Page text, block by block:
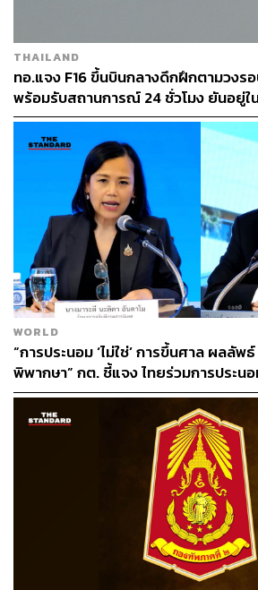
ABOUT THE
THE STANDARD
กองบรรณาธิการ
ABOUT THE
ณาฌารัฐ ภักดีอา
ช่างภาพข่าว ประจำส
STANDARD
THAILAND
ทอ.แจง F16 ขึ้นบินกลางดึกฝึกตามวงร
พร้อมรับสถานการณ์ 24 ชั่วโมง ยันอยู่ใ
เขตแดนเพื่อนบ้าน
WORLD
“การประนอม ‘ไม่ใช่’ การขึ้นศาล ผลลัพธ์
พิพากษา” กต. ชี้แจง ไทยร่วมการประน